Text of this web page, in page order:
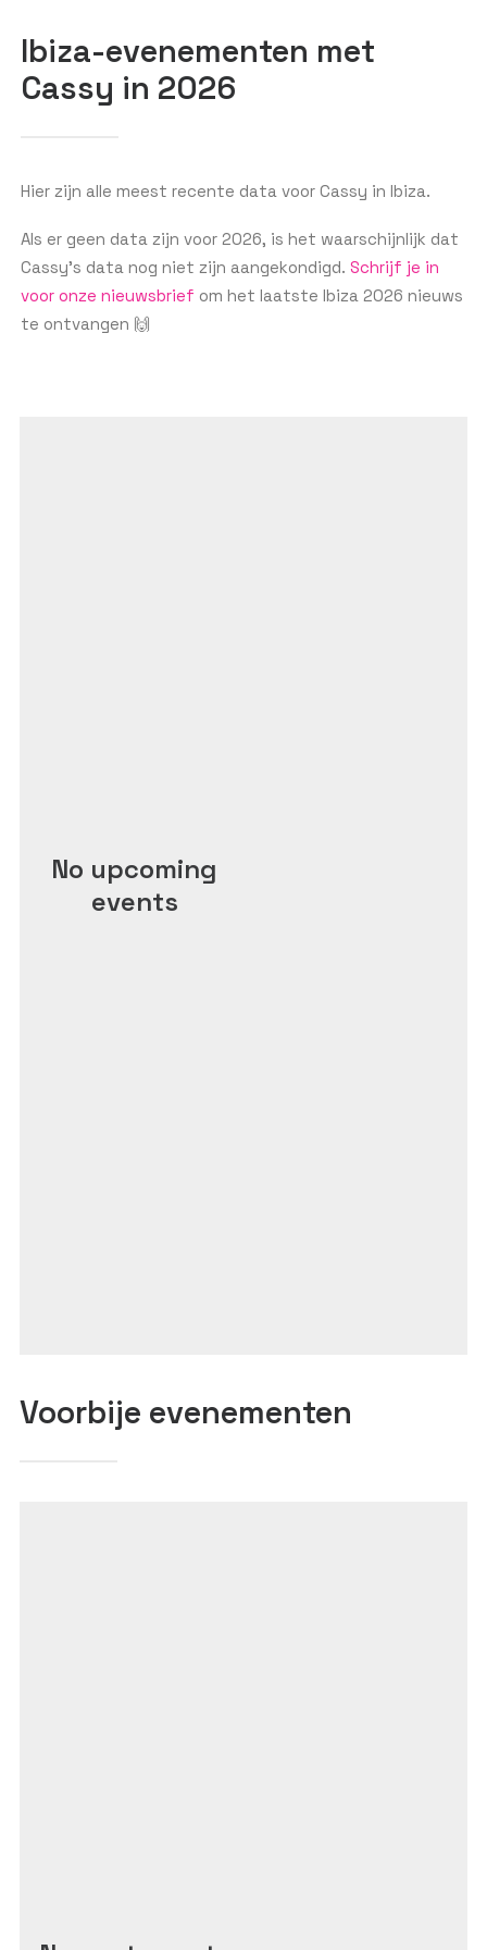
GET THE APP
Ibiza-evenementen met
Cassy in 2026
Hier zijn alle meest recente data voor Cassy in Ibiza.
Als er geen data zijn voor 2026, is het waarschijnlijk dat
Cassy’s data nog niet zijn aangekondigd. Schrijf je in
voor onze nieuwsbrief om het laatste Ibiza 2026 nieuws
te ontvangen 🙌
No upcoming
events
Voorbije evenementen